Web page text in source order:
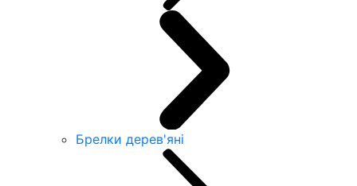
Брелки дерев'яні